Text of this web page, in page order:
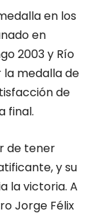
en los
en
2003 y Río
la medalla de
de
final.
de tener
y su
la victoria. A
Jorge Félix